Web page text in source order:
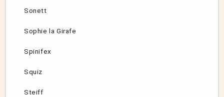
Sonett
Sophie la Girafe
Spinifex
Squiz
Steiff